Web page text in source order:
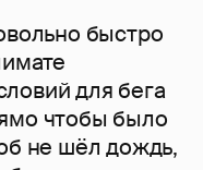
быстро
для бега
чтобы было
не шёл дождь,